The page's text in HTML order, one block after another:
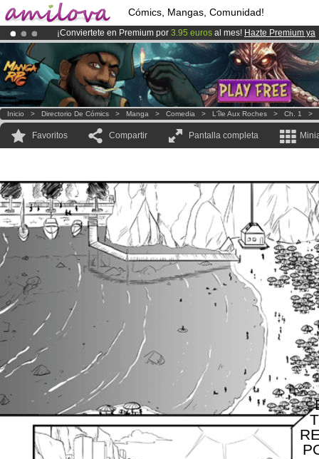
Cómics, Mangas, Comunidad!
¡Conviertete en Premium por 3.95 euros al mes! Hazte Premium ya
¡Ya tenemos 100000miembrosy 1000Cómics y Mangas!.
El Kickstarter Amilova está desormado lanzado!.
Inicio > Directorio De Cómics > Manga > Comedia > L'île Aux Roches > Ch. 1 >
Favoritos Compartir Pantalla completa